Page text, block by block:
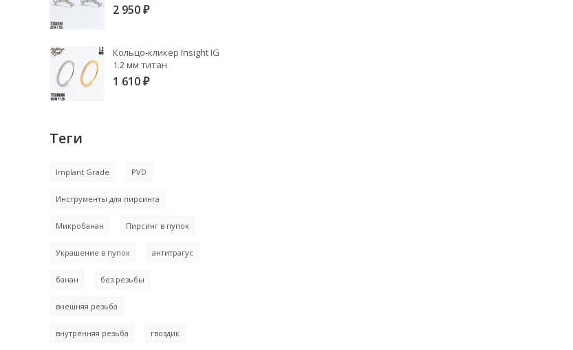
2 950 ₽
Кольцо-кликер Insight IG
1.2 мм титан
1 610 ₽
Теги
Implant Grade PVD
Инструменты для пирсинга
Микробанан Пирсинг в пупок
Украшение в пупок антитрагус
банан без резьбы
внешняя резьба
внутренняя резьба гвоздик